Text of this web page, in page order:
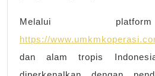
Melalui
https://
dan alam tropis